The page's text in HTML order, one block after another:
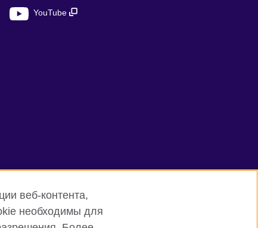
YouTube
веб-контента,
необходимы для